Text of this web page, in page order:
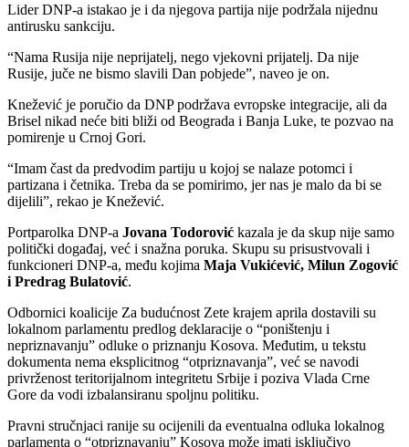
Lider DNP-a istakao je i da njegova partija nije podržala nijednu
antirusku sankciju.
“Nama Rusija nije neprijatelj, nego vjekovni prijatelj. Da nije
Rusije, juče ne bismo slavili Dan pobjede”, naveo je on.
Knežević je poručio da DNP podržava evropske integracije, ali da
Brisel nikad neće biti bliži od Beograda i Banja Luke, te pozvao na
pomirenje u Crnoj Gori.
“Imam čast da predvodim partiju u kojoj se nalaze potomci i
partizana i četnika. Treba da se pomirimo, jer nas je malo da bi se
dijelili”, rekao je Knežević.
Portparolka DNP-a Jovana Todorović kazala je da skup nije samo
politički događaj, već i snažna poruka. Skupu su prisustvovali i
funkcioneri DNP-a, među kojima Maja Vukićević, Milun Zogović
i Predrag Bulatović.
Odbornici koalicije Za budućnost Zete krajem aprila dostavili su
lokalnom parlamentu predlog deklaracije o “poništenju i
nepriznavanju” odluke o priznanju Kosova. Međutim, u tekstu
dokumenta nema eksplicitnog “otpriznavanja”, već se navodi
privrženost teritorijalnom integritetu Srbije i poziva Vlada Crne
Gore da vodi izbalansiranu spoljnu politiku.
Pravni stručnjaci ranije su ocijenili da eventualna odluka lokalnog
parlamenta o “otpriznavanju” Kosova može imati isključivo